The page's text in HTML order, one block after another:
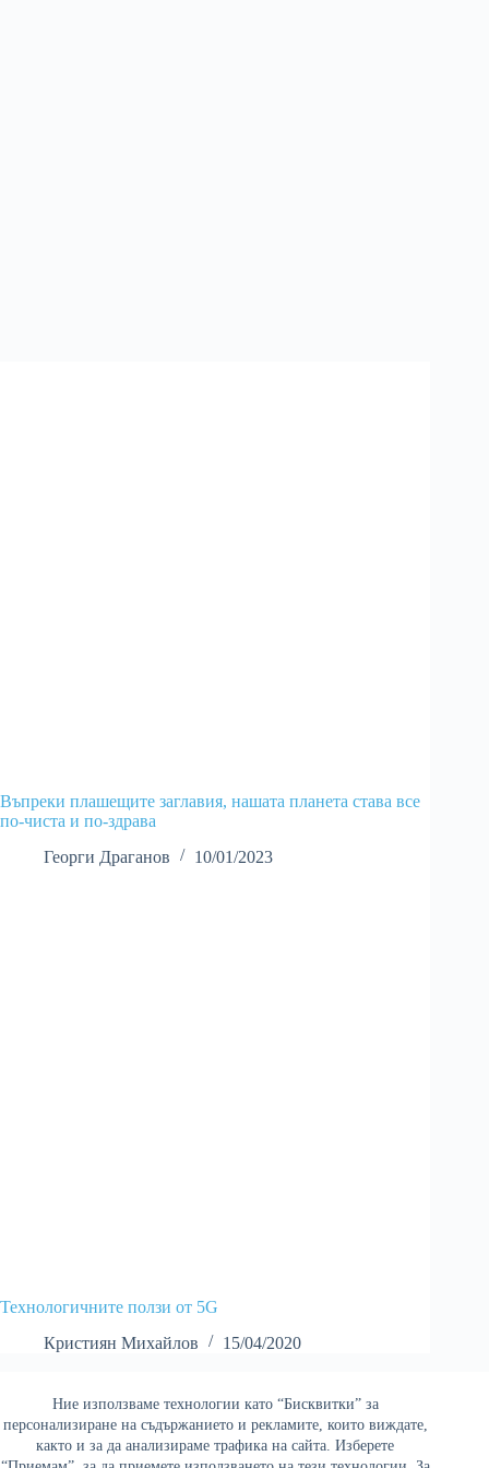
Ние използваме технологии като “Бисквитки” за
персонализиране на съдържанието и рекламите, които виждате,
както и за да анализираме трафика на сайта. Изберете
Въпреки плашещите заглавия, нашата планета става все
по-чиста и по-здрава
Георги Драганов
10/01/2023
Технологичните ползи от 5G
Кристиян Михайлов
15/04/2020